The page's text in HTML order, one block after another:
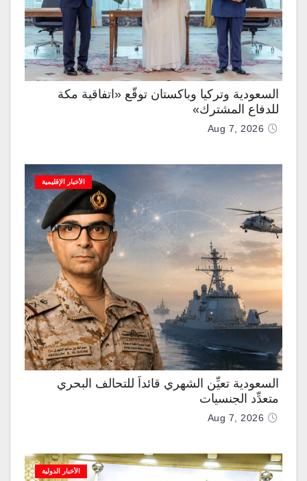
السعودية وتركيا وباكستان توقّع «اتفاقية مكة
للدفاع المشترك»
Aug 7, 2026
الأخبار الإقليمية
السعودية تعيِّن الشهري قائداً للتحالف البحري
متعدِّد الجنسيات
Aug 7, 2026
الأخبار الدولية